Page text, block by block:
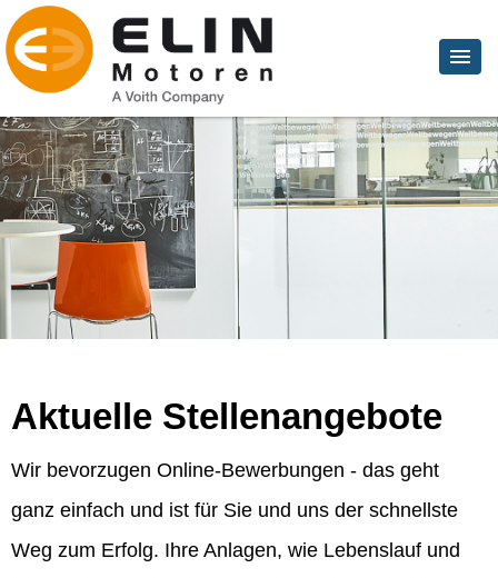
Aktuelle Stellenangebote
Wir bevorzugen Online-Bewerbungen - das geht
ganz einfach und ist für Sie und uns der schnellste
Weg zum Erfolg. Ihre Anlagen, wie Lebenslauf und